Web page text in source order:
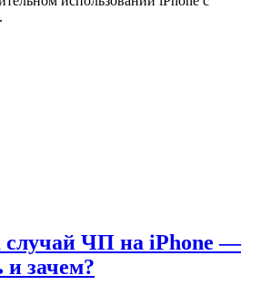
случай ЧП на iPhone —
и зачем?